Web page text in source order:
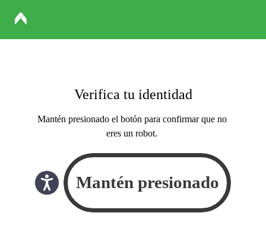
Verifica tu identidad
Mantén presionado el botón para confirmar que no
eres un robot.